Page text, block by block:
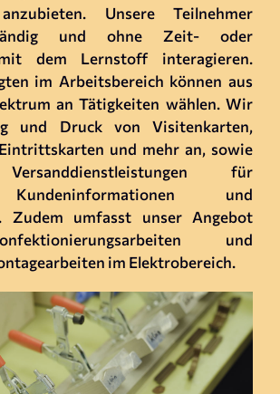
Unsere Teilnehmer
und ohne Zeit- oder
dem Lernstoff interagieren.
im Arbeitsbereich können aus
an Tätigkeiten wählen. Wir
und Druck von Visitenkarten,
und mehr an, sowie
für
Kundeninformationen und
Zudem umfasst unser Angebot
und
im Elektrobereich.